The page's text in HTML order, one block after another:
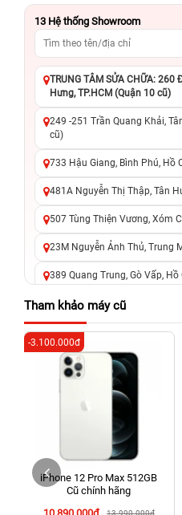
13 Hệ thống Showroom
TRUNG TÂM SỬA CHỮA:
Hưng, TP.HCM (Quận 10 cũ)
249 -251 Trần Quang Khải,
cũ)
733 Hậu Giang, Bình Phú, Hồ
481A Nguyễn Thị Thập, Tân
507 Tùng Thiện Vương, Xóm
23M Nguyễn Ảnh Thủ, Trung
389 Quang Trung, Gò Vấp,
625 - 625A Âu Cơ, Tân Phú,
326 Lê Văn Việt, Tăng Nhơn
Đức cũ)
256 Võ Văn Ngân, Thủ Đức,
70 Nguyễn An Ninh, Dĩ An,
24h Vũng Tàu: 162A Ba Cu,
Tàu cũ)
198 Hoàng Văn Thụ, Tân Sơn
Tham khảo máy cũ
iPhone 12 Pro Max 512GB
Cũ chính hãng
13.990.000đ
-3.100.000đ